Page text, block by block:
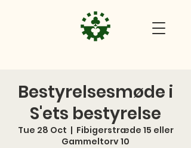
Bestyrelsesmøde i
S'ets bestyrelse
Tue 28 Oct
  |
Fibigerstræde 15 eller
Gammeltorv 10